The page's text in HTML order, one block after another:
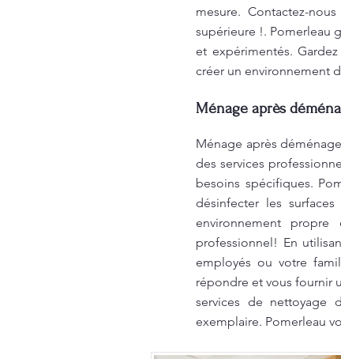
mesure. Contactez-
supérieure !. Pomerleau
et expérimentés.
créer un environnement
Ménage après
Ménage après
des services
besoins spécifiques.
désinfecter les
environnement
professionnel! En
employés ou votre
répondre et vous fournir
services de nettoyage
exemplaire. Pomerleau